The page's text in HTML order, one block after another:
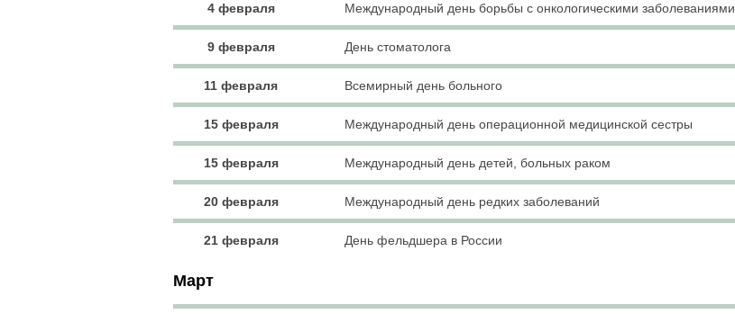
4 февраля Международный день борьбы с онкологическими заболеваниями
9 февраля День стоматолога
11 февраля Всемирный день больного
15 февраля Международный день операционной медицинской сестры
15 февраля Международный день детей, больных раком
20 февраля Международный день редких заболеваний
21 февраля День фельдшера в России
Март